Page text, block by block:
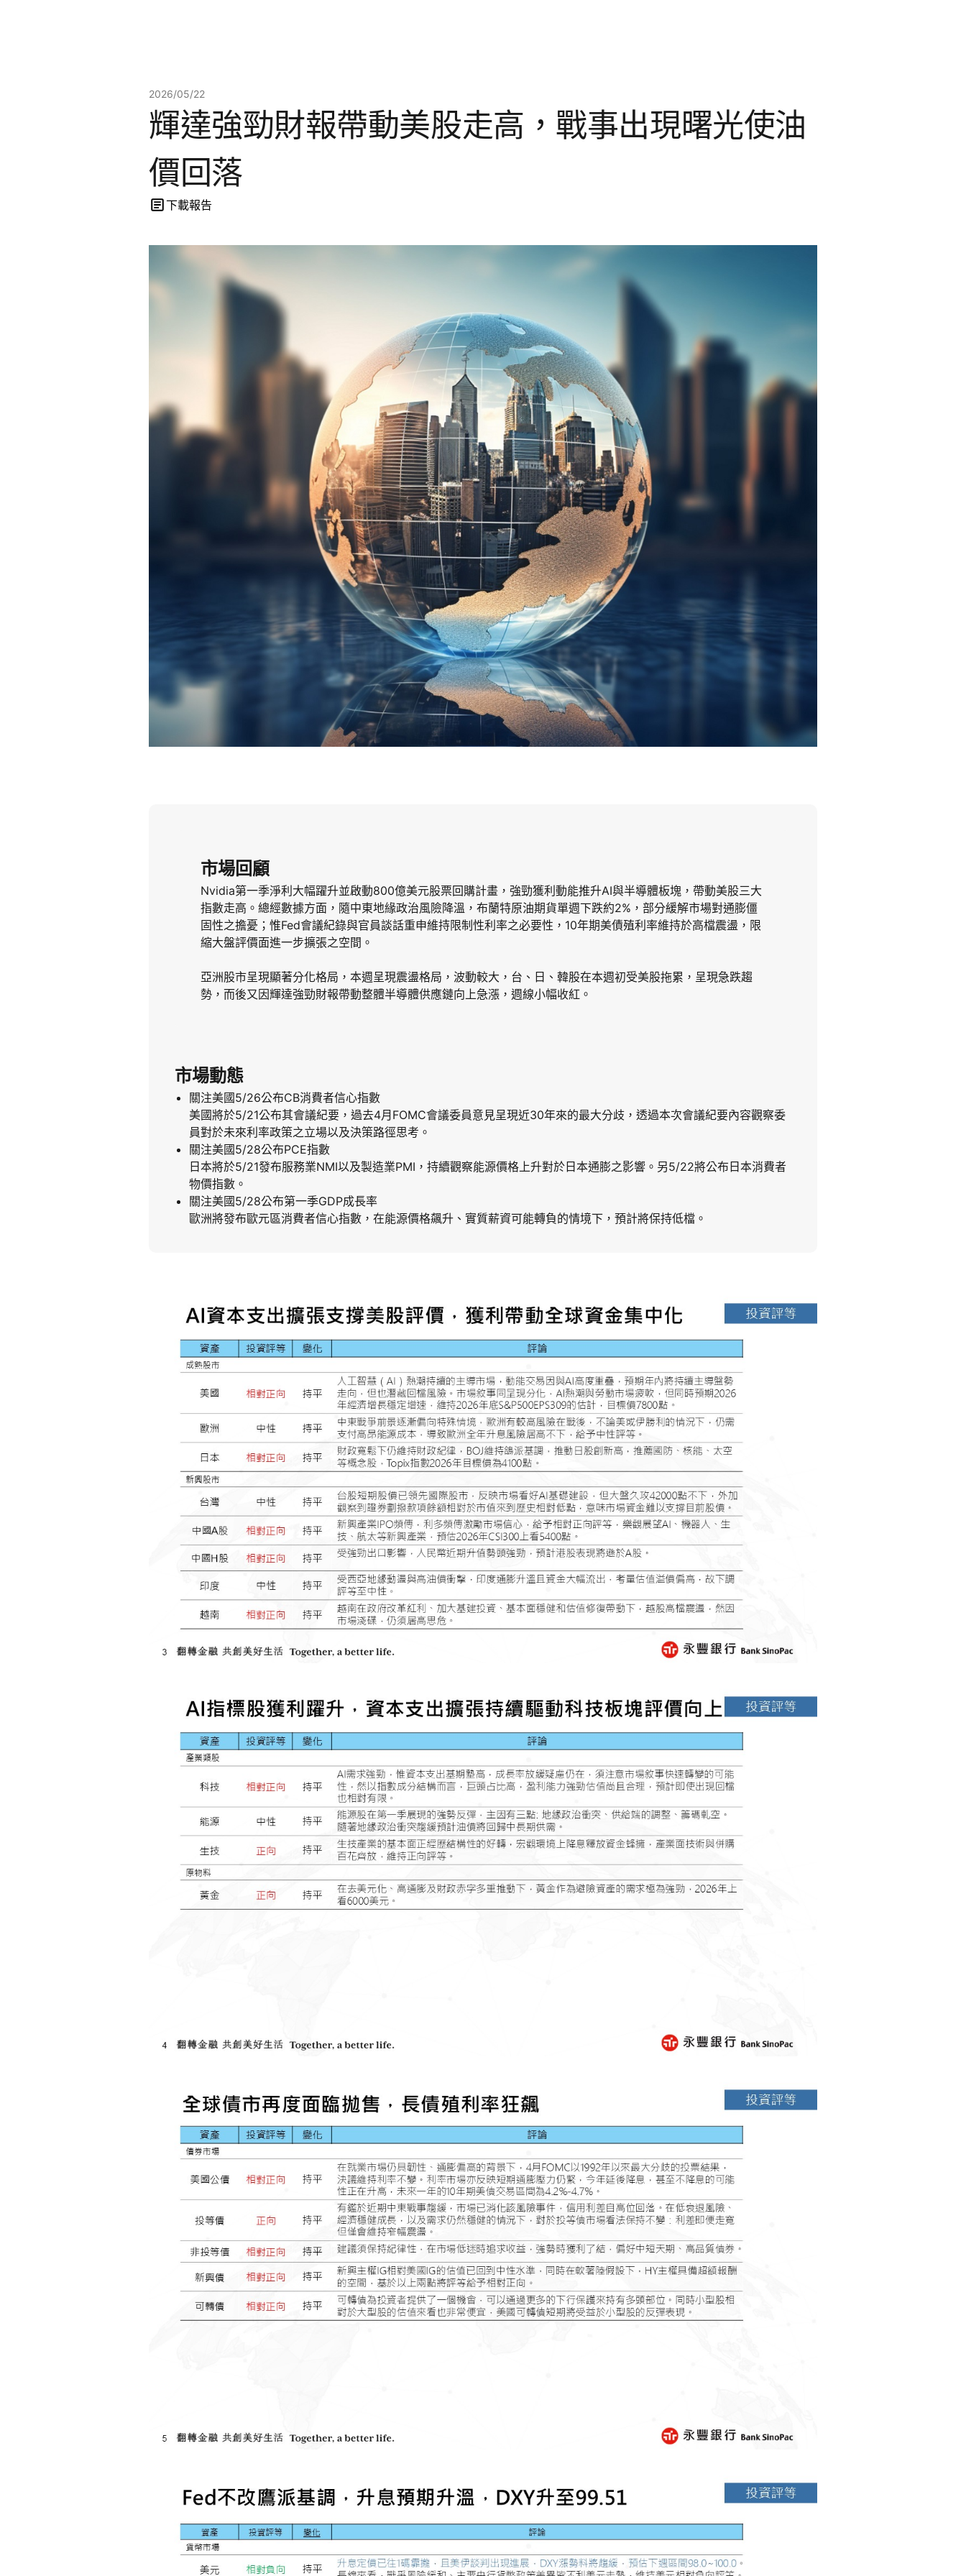
2026/05/22
輝達強勁財報帶動美股走高，戰事出現曙光使油
價回落
下載報告
市場回顧
Nvidia第一季淨利大幅躍升並啟動800億美元股票回購計畫，強勁獲利動能推升AI與半導體板塊，帶動美股三大
指數走高。總經數據方面，隨中東地緣政治風險降溫，布蘭特原油期貨單週下跌約2%，部分緩解市場對通膨僵
固性之擔憂；惟Fed會議紀錄與官員談話重申維持限制性利率之必要性，10年期美債殖利率維持於高檔震盪，限
縮大盤評價面進一步擴張之空間。
亞洲股市呈現顯著分化格局，本週呈現震盪格局，波動較大，台、日、韓股在本週初受美股拖累，呈現急跌趨
勢，而後又因輝達強勁財報帶動整體半導體供應鏈向上急漲，週線小幅收紅。
市場動態
關注美國5/26公布CB消費者信心指數
美國將於5/21公布其會議紀要，過去4月FOMC會議委員意見呈現近30年來的最大分歧，透過本次會議紀要內容觀察委
員對於未來利率政策之立場以及決策路徑思考。
關注美國5/28公布PCE指數
日本將於5/21發布服務業NMI以及製造業PMI，持續觀察能源價格上升對於日本通膨之影響。另5/22將公布日本消費者
物價指數。
關注美國5/28公布第一季GDP成長率
歐洲將發布歐元區消費者信心指數，在能源價格飆升、實質薪資可能轉負的情境下，預計將保持低檔。